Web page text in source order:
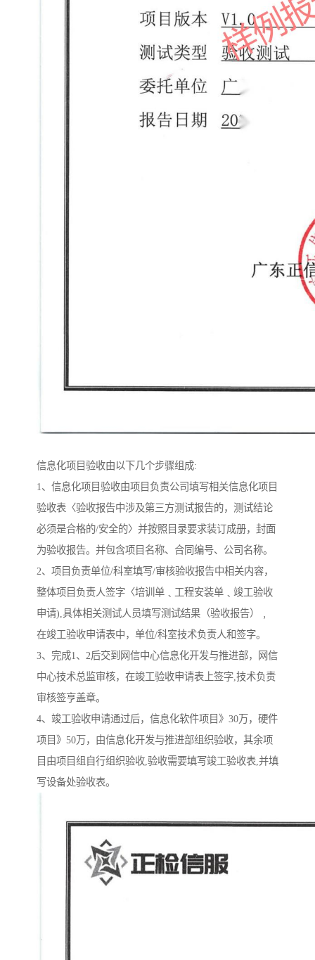
信息化项目验收由以下几个步骤组成:
1、信息化项目验收由项目负责公司填写相关信息化项目
验收表〈验收报告中涉及第三方测试报告的，测试结论
必须是合格的/安全的〉并按照目录要求装订成册，封面
为验收报告。并包含项目名称、合同编号、公司名称。
2、项目负责单位/科室填写/审核验收报告中相关内容，
整体项目负责人签字〈培训单﹑工程安装单﹑竣工验收
申请),具体相关测试人员填写测试结果（验收报告）﹐
在竣工验收申请表中，单位/科室技术负责人和签字。
3、完成1、2后交到网信中心信息化开发与推进部，网信
中心技术总监审核，在竣工验收申请表上签字,技术负责
审核签亨盖章。
4、竣工验收申请通过后，信息化软件项目》30万，硬件
项目》50万，由信息化开发与推进部组织验收，其余项
目由项目组自行组织验收,验收需要填写竣工验收表,并填
写设备处验收表。